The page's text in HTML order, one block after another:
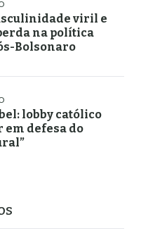
viril e
na política
Bolsonaro
lobby católico
em defesa do